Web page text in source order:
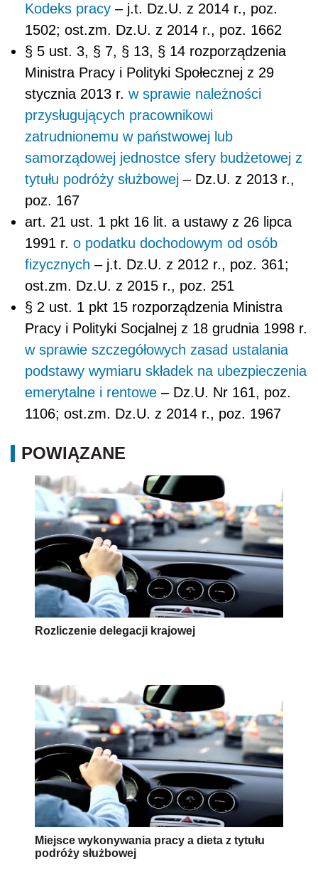
Kodeks pracy – j.t. Dz.U. z 2014 r., poz.
1502; ost.zm. Dz.U. z 2014 r., poz. 1662
§ 5 ust. 3, § 7, § 13, § 14 rozporządzenia
Ministra Pracy i Polityki Społecznej z 29
stycznia 2013 r. w sprawie należności
przysługujących pracownikowi
zatrudnionemu w państwowej lub
samorządowej jednostce sfery budżetowej z
tytułu podróży służbowej – Dz.U. z 2013 r.,
poz. 167
art. 21 ust. 1 pkt 16 lit. a ustawy z 26 lipca
1991 r. o podatku dochodowym od osób
fizycznych – j.t. Dz.U. z 2012 r., poz. 361;
ost.zm. Dz.U. z 2015 r., poz. 251
§ 2 ust. 1 pkt 15 rozporządzenia Ministra
Pracy i Polityki Socjalnej z 18 grudnia 1998 r.
w sprawie szczegółowych zasad ustalania
podstawy wymiaru składek na ubezpieczenia
emerytalne i rentowe – Dz.U. Nr 161, poz.
1106; ost.zm. Dz.U. z 2014 r., poz. 1967
POWIĄZANE
Rozliczenie delegacji krajowej
Miejsce wykonywania pracy a dieta z tytułu
podróży służbowej